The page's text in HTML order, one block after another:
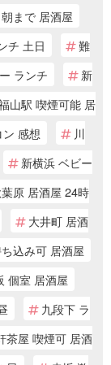
まで 居酒屋
チ 土日
難
ランチ
新
山駅 喫煙可能 居
感想
川
新横浜 ベビー
原 居酒屋 24時
大井町 居酒
込み可 居酒屋
個室 居酒屋
九段下 ラ
茶屋 喫煙可 居酒